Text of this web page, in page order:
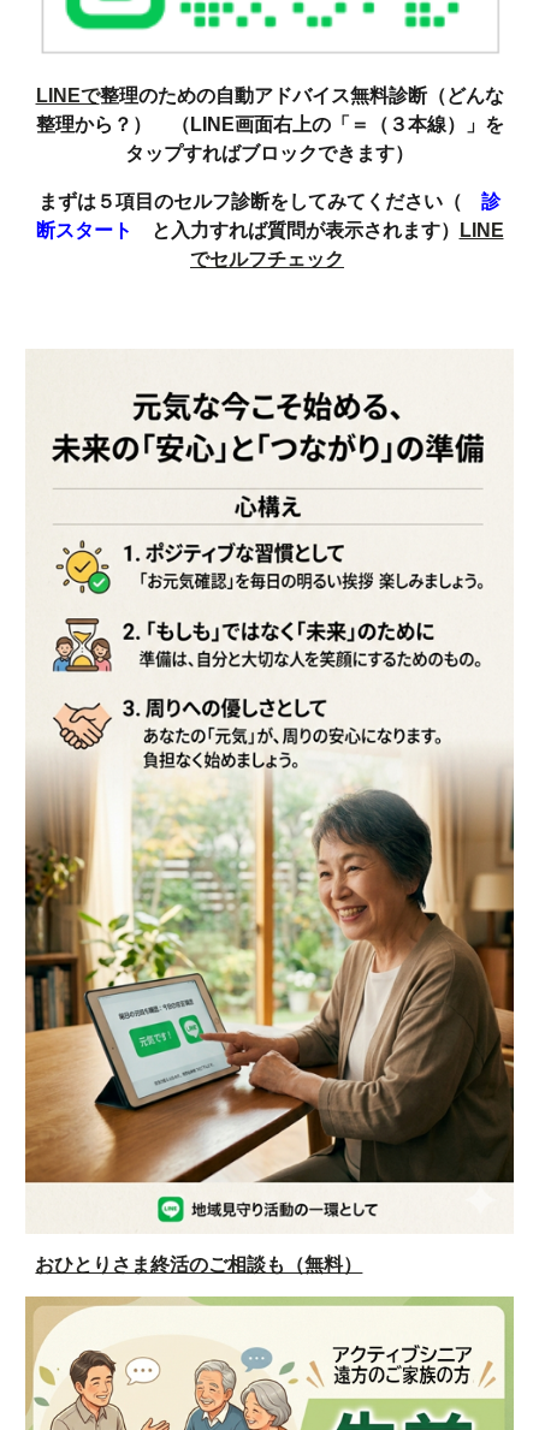
LINEで整理のための自動アドバイス無料診断（どんな
整理から？） （LINE画面右上の「＝（３本線）」を
タップすればブロックできます）
まずは５項目のセルフ診断をしてみてください（ 診
断スタート
と入力すれば質問が表示されます）
LINE
でセルフチェック
おひとりさま終活のご相談も（無料）